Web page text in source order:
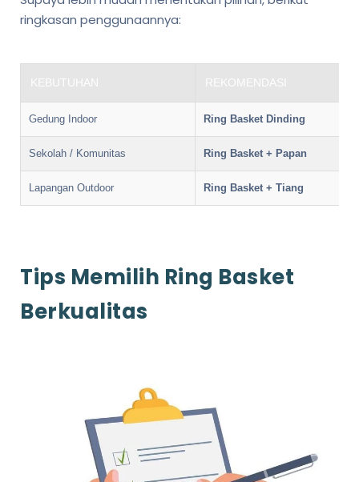
ringkasan penggunaannya:
KEBUTUHAN REKOMENDASI
Gedung Indoor Ring Basket Dinding
Sekolah / Komunitas Ring Basket + Papan
Lapangan Outdoor Ring Basket + Tiang
Tips Memilih Ring Basket
Berkualitas